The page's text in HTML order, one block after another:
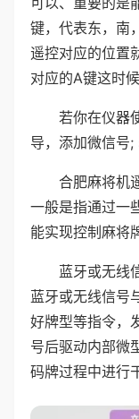
键，代表东，南
遥控对应的位置
对应的A键这时
若你在仪器
导，添加微信号;
合肥麻将机
一般是指通过一
能实现控制麻将
蓝牙或无线
蓝牙或无线信号
好牌型等指令，
号后驱动内部微
码牌过程中进行